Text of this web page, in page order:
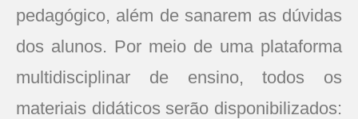
pedagógico, além de sanarem as dúvidas
dos alunos. Por meio de uma plataforma
multidisciplinar de ensino, todos os
materiais didáticos serão disponibilizados: